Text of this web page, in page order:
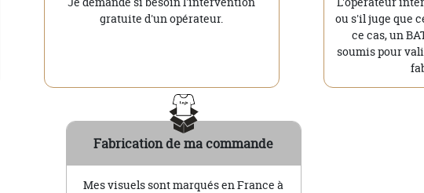
gratuite d'un opérateur.
ou s'il juge que
ce cas, un
soumis pour
Fabrication de ma commande
Mes visuels sont marqués en France à